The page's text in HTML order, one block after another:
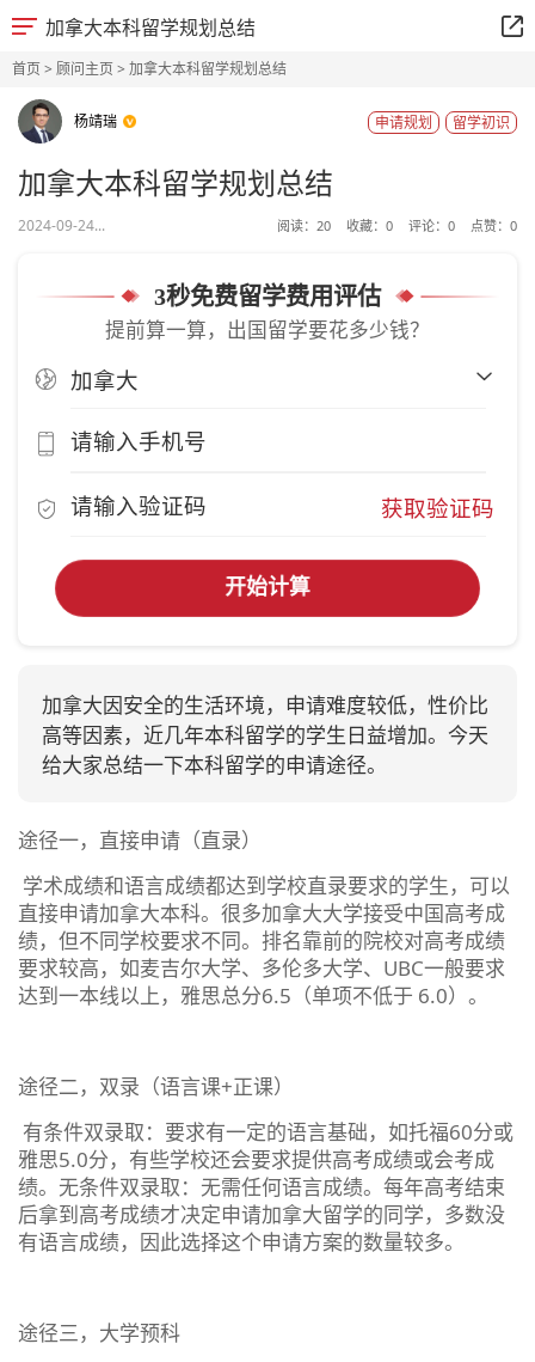
加拿大本科留学规划总结
首页> 顾问主页> 加拿大本科留学规划总结
杨靖瑞 留学初识
申请规划
加拿大本科留学规划总结
2024-09-24... 阅读： 20 收藏： 0 评论： 0 点赞： 0
3秒免费留学费用评估
提前算一算，出国留学要花多少钱？
获取验证码
开始计算
加拿大因安全的生活环境，申请难度较低，性价比
高等因素，近几年本科留学的学生日益增加。今天
给大家总结一下本科留学的申请途径。
途径一，直接申请（直录）
学术成绩和语言成绩都达到学校直录要求的学生，可以
直接申请加拿大本科。很多加拿大大学接受中国高考成
绩，但不同学校要求不同。排名靠前的院校对高考成绩
要求较高，如麦吉尔大学、多伦多大学、UBC一般要求
达到一本线以上，雅思总分6.5（单项不低于 6.0）。
途径二，双录（语言课+正课）
有条件双录取：要求有一定的语言基础，如托福60分或
雅思5.0分，有些学校还会要求提供高考成绩或会考成
绩。无条件双录取：无需任何语言成绩。每年高考结束
后拿到高考成绩才决定申请加拿大留学的同学，多数没
有语言成绩，因此选择这个申请方案的数量较多。
途径三，大学预科